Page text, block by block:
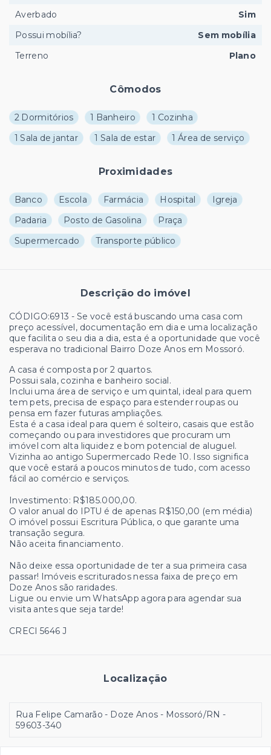
Cômodos
2 Dormitórios 1 Banheiro
1 Cozinha
1 Sala de jantar
1 Sala de estar 1 Área de serviço
Proximidades
Banco Escola Farmácia Hospital
Igreja
Padaria
Posto de Gasolina
Praça
Supermercado
Transporte público
Descrição do imóvel
CÓDIGO:6913 - Se você está buscando uma casa com
preço acessível, documentação em dia e uma localização
que facilita o seu dia a dia, esta é a oportunidade que você
esperava no tradicional Bairro Doze Anos em Mossoró.
A casa é composta por 2 quartos.
Possui sala, cozinha e banheiro social.
Inclui uma área de serviço e um quintal, ideal para quem
tem pets, precisa de espaço para estender roupas ou
pensa em fazer futuras ampliações.
Esta é a casa ideal para quem é solteiro, casais que estão
começando ou para investidores que procuram um
imóvel com alta liquidez e bom potencial de aluguel.
Vizinha ao antigo Supermercado Rede 10. Isso significa
que você estará a poucos minutos de tudo, com acesso
fácil ao comércio e serviços.
Investimento: R$185.000,00.
O valor anual do IPTU é de apenas R$150,00 (em média)
O imóvel possui Escritura Pública, o que garante uma
transação segura.
Não aceita financiamento.
Não deixe essa oportunidade de ter a sua primeira casa
passar! Imóveis escriturados nessa faixa de preço em
Doze Anos são raridades.
Ligue ou envie um WhatsApp agora para agendar sua
visita antes que seja tarde!
CRECI 5646 J
Localização
Rua Felipe Camarão - Doze Anos - Mossoró/RN -
59603-340
Averbado
Sim
Possui mobília?
Sem mobília
Terreno
Plano